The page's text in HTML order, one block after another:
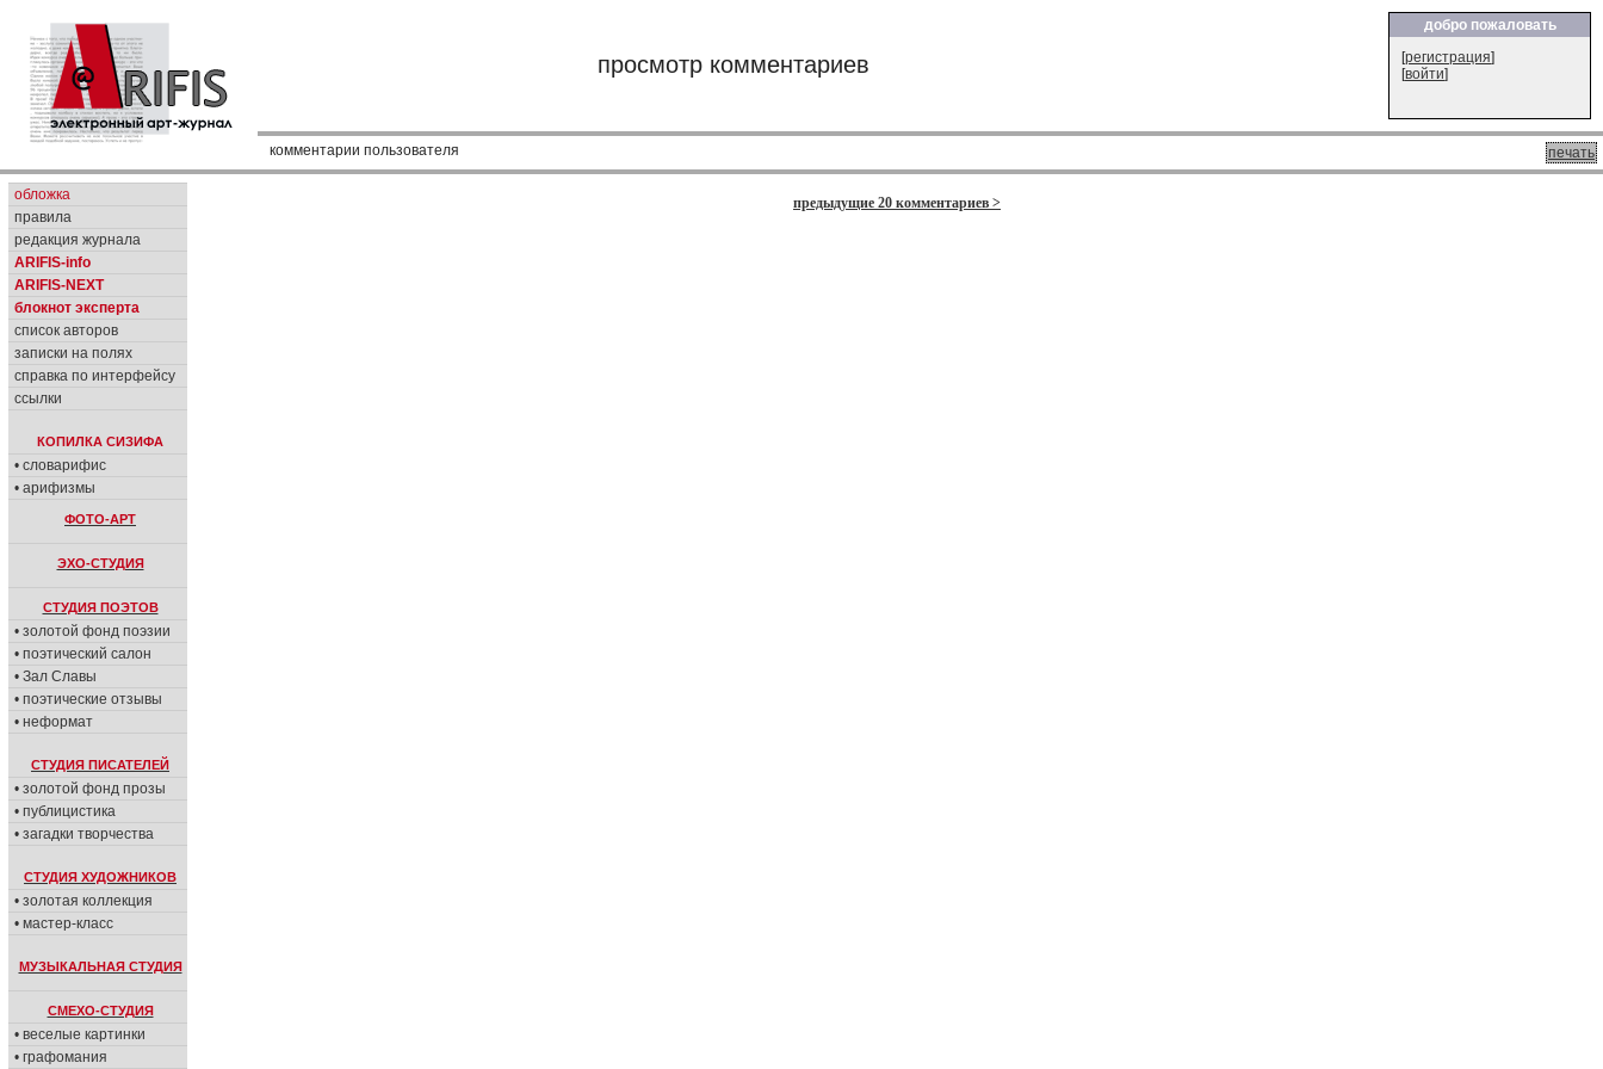
просмотр комментариев
добро пожаловать
[регистрация]
[войти]
печать
комментарии пользователя
обложка
правила
редакция журнала
ARIFIS-info
ARIFIS-NEXT
блокнот эксперта
список авторов
записки на полях
справка по интерфейсу
ссылки
КОПИЛКА СИЗИФА
• словарифис
• арифизмы
ФОТО-АРТ
ЭХО-СТУДИЯ
СТУДИЯ ПОЭТОВ
• золотой фонд поэзии
• поэтический салон
• Зал Славы
• поэтические отзывы
• неформат
СТУДИЯ ПИСАТЕЛЕЙ
• золотой фонд прозы
• публицистика
• загадки творчества
СТУДИЯ ХУДОЖНИКОВ
• золотая коллекция
• мастер-класс
МУЗЫКАЛЬНАЯ СТУДИЯ
СМЕХО-СТУДИЯ
• веселые картинки
• графомания
предыдущие 20 комментариев >